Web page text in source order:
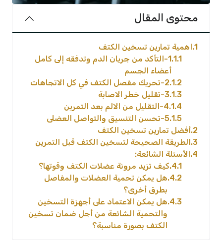
محتوى المقال
1 اهمية تمارين تسخين الكتف
1.1
1-التأكد من جريان الدم وتدفقه إلى كامل
أعضاء الجسم
1.2 2-تحريك مفصل الكتف في كل الاتجاهات
1.3 3-تقليل خطر الاصابة
1.4 4-التقليل من الالم بعد التمرين
1.5 5-تحسن التنسيق والتواصل العضلى
2 أفضل تمارين تسخين الكتف
3 الطريقة الصحيحة لتسخين الكتف قبل التمرين
4 الأسئلة الشائعة:
4.1 كيف تزيد مرونة عضلات الكتف وقوتها؟
4.2 هل يمكن تحمية العضلات والمفاصل
بطرق أخرى؟
4.3 هل يمكن الاعتماد على أجهزة التسخين
والتحمية الشائعة من أجل ضمان تسخين
الكتف بصورة مناسبة؟